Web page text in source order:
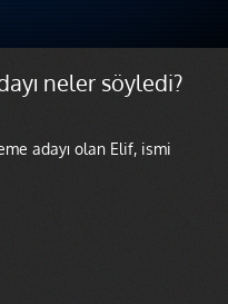
neler söyledi?
adayı olan Elif, ismi